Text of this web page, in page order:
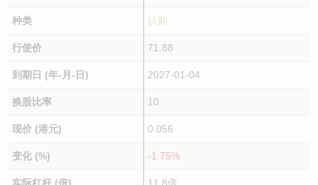
种类 认购
行使价 71.88
到期日 (年-月-日) 2027-01-04
换股比率 10
现价 (港元) 0.056
变化 (%) -1.75%